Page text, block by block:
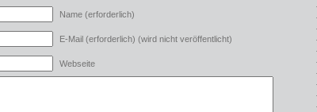
Name (erforderlich)
E-Mail (erforderlich) (wird nicht veröffentlicht)
Webseite